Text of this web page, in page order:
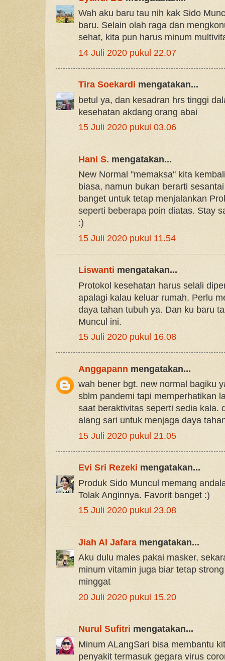
Wah aku baru tau nih kak Sido
baru. Selain olah raga dan
sehat, kita pun harus minum
14 Juli 2020 pukul 22.07
Tira Soekardi mengatakan...
betul ya, dan kesadran hrs tinggi
kesehatan akdang orang abai
15 Juli 2020 pukul 03.06
Hani S. mengatakan...
New Normal "memaksa" kita
biasa, namun bukan berarti
banget untuk tetap menjalankan
seperti beberapa poin diatas. Stay
:)
15 Juli 2020 pukul 11.54
Liswanti mengatakan...
Protokol kesehatan harus selali
apalagi kalau keluar rumah. Perlu
daya tahan tubuh ya. Dan ku baru
Muncul ini.
15 Juli 2020 pukul 16.08
Anggapann mengatakan...
wah bener bgt. new normal bagiku
sblm pandemi tapi memperhatikan
saat beraktivitas seperti sedia kala.
alang sari untuk menjaga daya
15 Juli 2020 pukul 21.05
Evi Sri Rezeki mengatakan...
Produk Sido Muncul memang
Tolak Anginnya. Favorit banget :)
15 Juli 2020 pukul 23.08
Jiah Al Jafaramengatakan...
Aku dulu males pakai masker,
minum vitamin juga biar tetap
minggat
20 Juli 2020 pukul 15.20
Nurul Sufitri mengatakan...
Minum ALangSari bisa membantu
penyakit termasuk gegara virus